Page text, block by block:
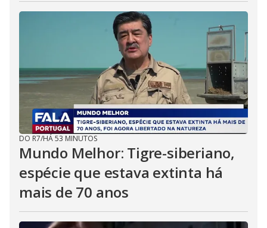
DO R7/HÁ 53 MINUTOS
Mundo Melhor: Tigre-siberiano,
espécie que estava extinta há
mais de 70 anos